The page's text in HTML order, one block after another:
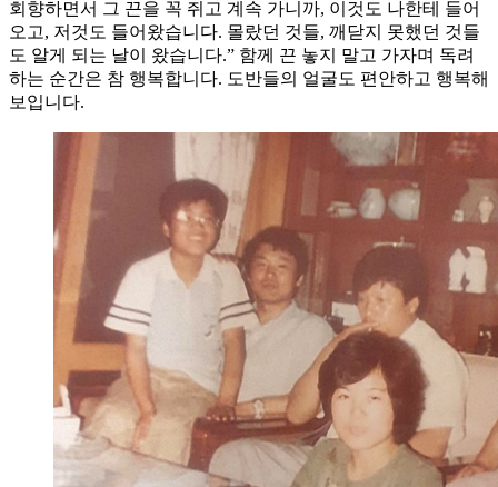
회향하면서 그 끈을 꼭 쥐고 계속 가니까, 이것도 나한테 들어
오고, 저것도 들어왔습니다. 몰랐던 것들, 깨닫지 못했던 것들
도 알게 되는 날이 왔습니다.” 함께 끈 놓지 말고 가자며 독려
하는 순간은 참 행복합니다. 도반들의 얼굴도 편안하고 행복해
보입니다.